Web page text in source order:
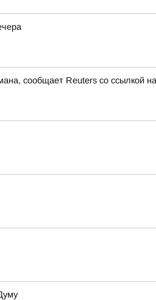
сообщает Reuters со ссылкой